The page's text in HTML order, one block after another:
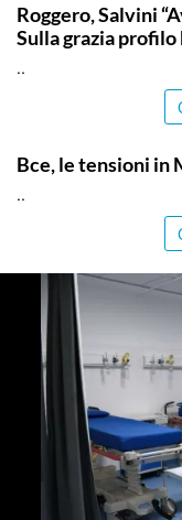
Roggero, Salvini
Sulla grazia profilo
..
Bce, le tensioni in
..